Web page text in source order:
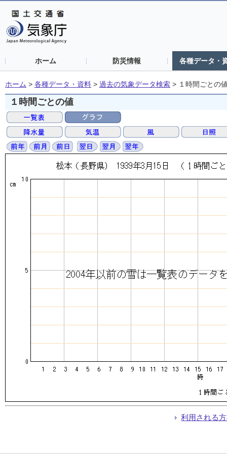
ホーム 防災情報 各種データ・
ホーム > 各種データ・資料 > 過去の気象データ検索 > １時間ごとの
１時間ごとの値
利用される